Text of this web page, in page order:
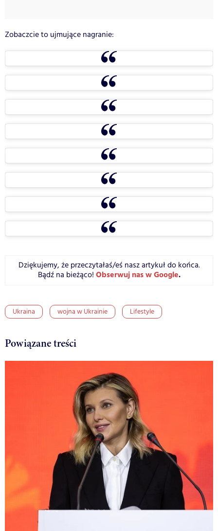
Zobaczcie to ujmujące nagranie:
Dziękujemy, że przeczytałaś/eś nasz artykuł do końca.
Bądź na bieżąco! Obserwuj nas w Google.
Ukraina wojna w Ukrainie Lifestyle
Powiązane treści